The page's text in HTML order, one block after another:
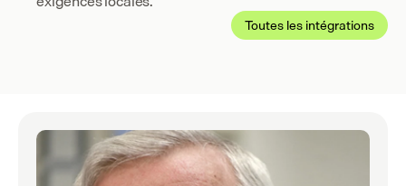
Toutes les intégrations